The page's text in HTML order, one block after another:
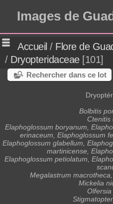
Images de
Accueil / Flore de
/ Dryopteridaceae 101
Rechercher dans ce lot
Bolbitis
Ctenitis
Elaphoglossum boryanum,
erinaceum, Elaphoglossum
Elaphoglossum glabellum,
martinicense,
Elaphoglossum petiolatum,
Megalastrum
Mickelia